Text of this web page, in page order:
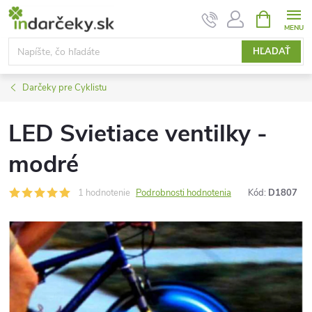
Prejsť
obsah
HĽADAŤ
KOŠÍK
Darčeky pre Cyklistu
LED Svietiace ventilky -
modré
1 hodnotenie Podrobnosti hodnotenia Kód: D1807